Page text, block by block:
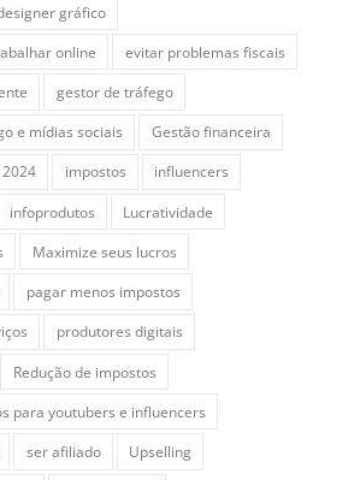
gráfico
online
evitar problemas fiscais
gestor de tráfego
e mídias sociais
Gestão financeira
impostos
influencers
infoprodutos
Lucratividade
Maximize seus lucros
pagar menos impostos
produtores digitais
Redução de impostos
para youtubers e influencers
ser afiliado
Upselling